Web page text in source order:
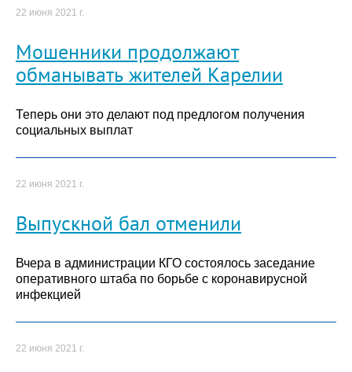
22 июня 2021 г.
Мошенники продолжают
обманывать жителей Карелии
Теперь они это делают под предлогом получения
социальных выплат
22 июня 2021 г.
Выпускной бал отменили
Вчера в администрации КГО состоялось заседание
оперативного штаба по борьбе с коронавирусной
инфекцией
22 июня 2021 г.